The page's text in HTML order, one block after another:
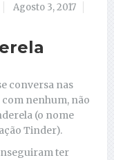
Agosto 3, 2017
conversa nas
nenhum, não
(o nome
Tinder).
ter